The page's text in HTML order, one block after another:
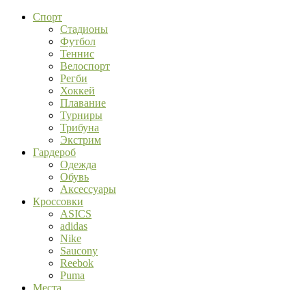
Спорт
Стадионы
Футбол
Теннис
Велоспорт
Регби
Хоккей
Плавание
Турниры
Трибуна
Экстрим
Гардероб
Одежда
Обувь
Аксессуары
Кроссовки
ASICS
adidas
Nike
Saucony
Reebok
Puma
Места